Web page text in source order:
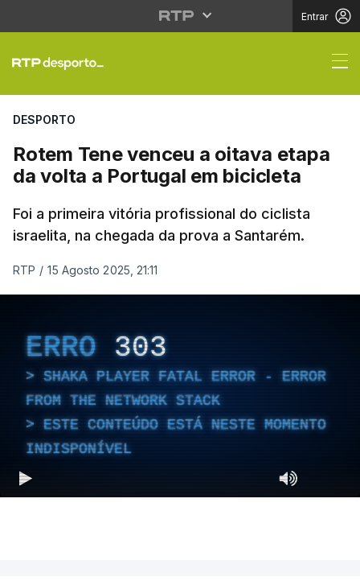
Entrar
Rotem Tene venceu
DESPORTO
Rotem Tene venceu a oitava etapa
da volta a Portugal em bicicleta
Foi a primeira vitória profissional do ciclista
israelita, na chegada da prova a Santarém.
RTP / 15 Agosto 2025, 21:11
ERRO 303
SHAKA PLAYER FATAL ERROR - ERROR
FROM THE NETWORK STACK
ESTE CONTEÚDO ESTÁ NESTE MOMENTO
INDISPONÍVEL